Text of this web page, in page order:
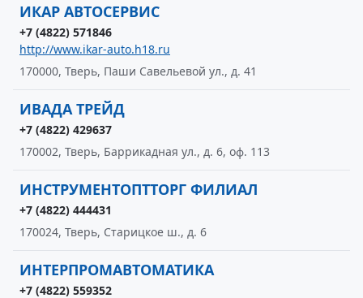
ИКАР АВТОСЕРВИС
+7 (4822) 571846
http://www.ikar-auto.h18.ru
170000, Тверь, Паши Савельевой ул., д. 41
ИВАДА ТРЕЙД
+7 (4822) 429637
170002, Тверь, Баррикадная ул., д. 6, оф. 113
ИНСТРУМЕНТОПТТОРГ ФИЛИАЛ
+7 (4822) 444431
170024, Тверь, Старицкое ш., д. 6
ИНТЕРПРОМАВТОМАТИКА
+7 (4822) 559352